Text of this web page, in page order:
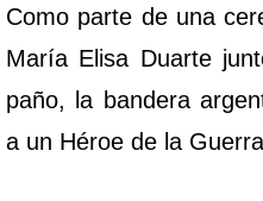
Como parte de una
María Elisa Duarte
paño, la bandera
a un Héroe de la